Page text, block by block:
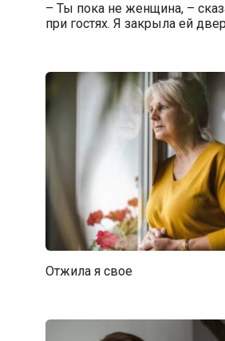
– Ты пока не женщина, –
при гостях. Я закрыла ей
Отжила я свое